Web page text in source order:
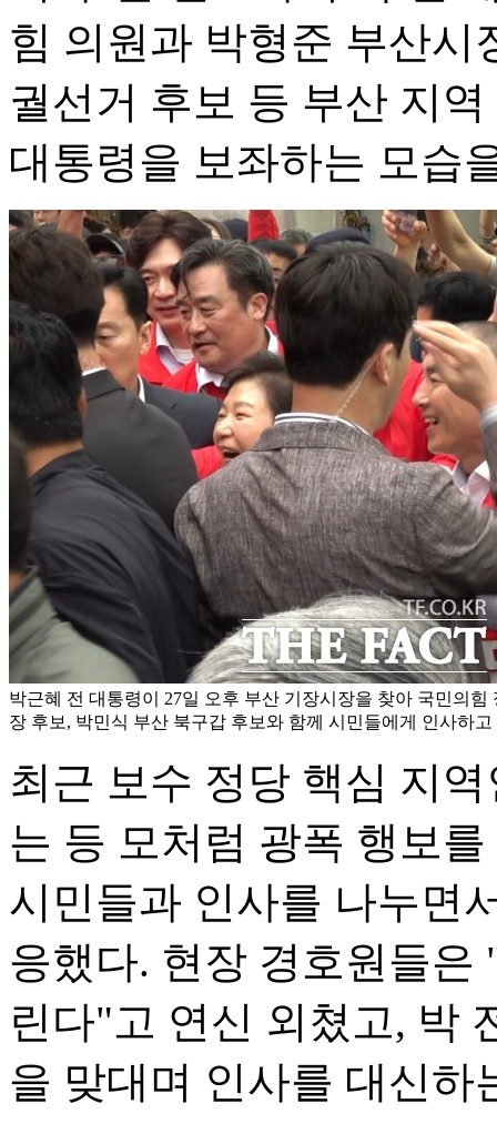
힘 의원과 박형준 부산시
궐선거 후보 등 부산 지
대통령을 보좌하는 모습
박근혜 전 대통령이 27일 오후 부산 기장시장을 찾아 국민의힘
장 후보, 박민식 부산 북구갑 후보와 함께 시민들에게 인사하
최근 보수 정당 핵심 지
는 등 모처럼 광폭 행보
시민들과 인사를 나누면
응했다. 현장 경호원들
린다"고 연신 외쳤고, 박
을 맞대며 인사를 대신하